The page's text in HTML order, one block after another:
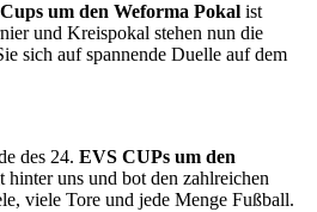
um den Weforma Pokal ist
und Kreispokal stehen nun die
sich auf spannende Duelle auf dem
des 24. EVS CUPs um den
hinter uns und bot den zahlreichen
viele Tore und jede Menge Fußball.